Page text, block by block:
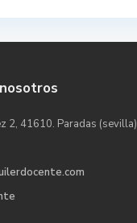
2, 41610. Paradas (sevilla)